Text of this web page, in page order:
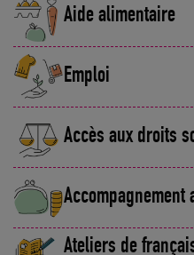
Aide alimentaire
Emploi
Accès aux droits
Ateliers de